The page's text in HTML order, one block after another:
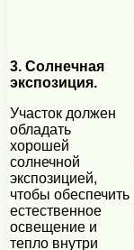
3. Солнечная
экспозиция.
Участок должен
обладать
хорошей
солнечной
экспозицией,
чтобы обеспечить
естественное
освещение и
тепло внутри